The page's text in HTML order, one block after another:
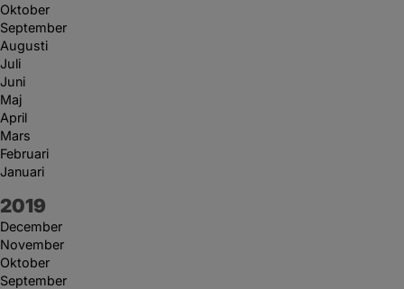
Oktober
September
Augusti
Juli
Juni
Maj
April
Mars
Februari
Januari
År:
2019
December
November
Oktober
September